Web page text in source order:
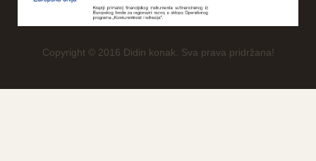
Copyright © 2016 Didin konak. Sva prava pridržana!